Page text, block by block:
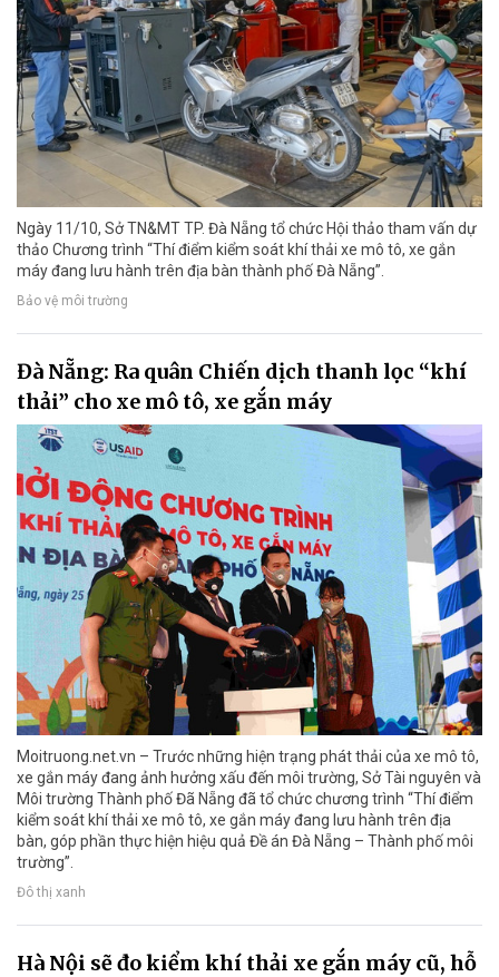
Ngày 11/10, Sở TN&MT TP. Đà Nẵng tổ chức Hội thảo tham vấn dự
thảo Chương trình “Thí điểm kiểm soát khí thải xe mô tô, xe gắn
máy đang lưu hành trên địa bàn thành phố Đà Nẵng”.
Bảo vệ môi trường
Đà Nẵng: Ra quân Chiến dịch thanh lọc “khí
thải” cho xe mô tô, xe gắn máy
Moitruong.net.vn – Trước những hiện trạng phát thải của xe mô tô,
xe gắn máy đang ảnh hưởng xấu đến môi trường, Sở Tài nguyên và
Môi trường Thành phố Đã Nẵng đã tổ chức chương trình “Thí điểm
kiểm soát khí thải xe mô tô, xe gắn máy đang lưu hành trên địa
bàn, góp phần thực hiện hiệu quả Đề án Đà Nẵng – Thành phố môi
trường”.
Đô thị xanh
Hà Nội sẽ đo kiểm khí thải xe gắn máy cũ, hỗ